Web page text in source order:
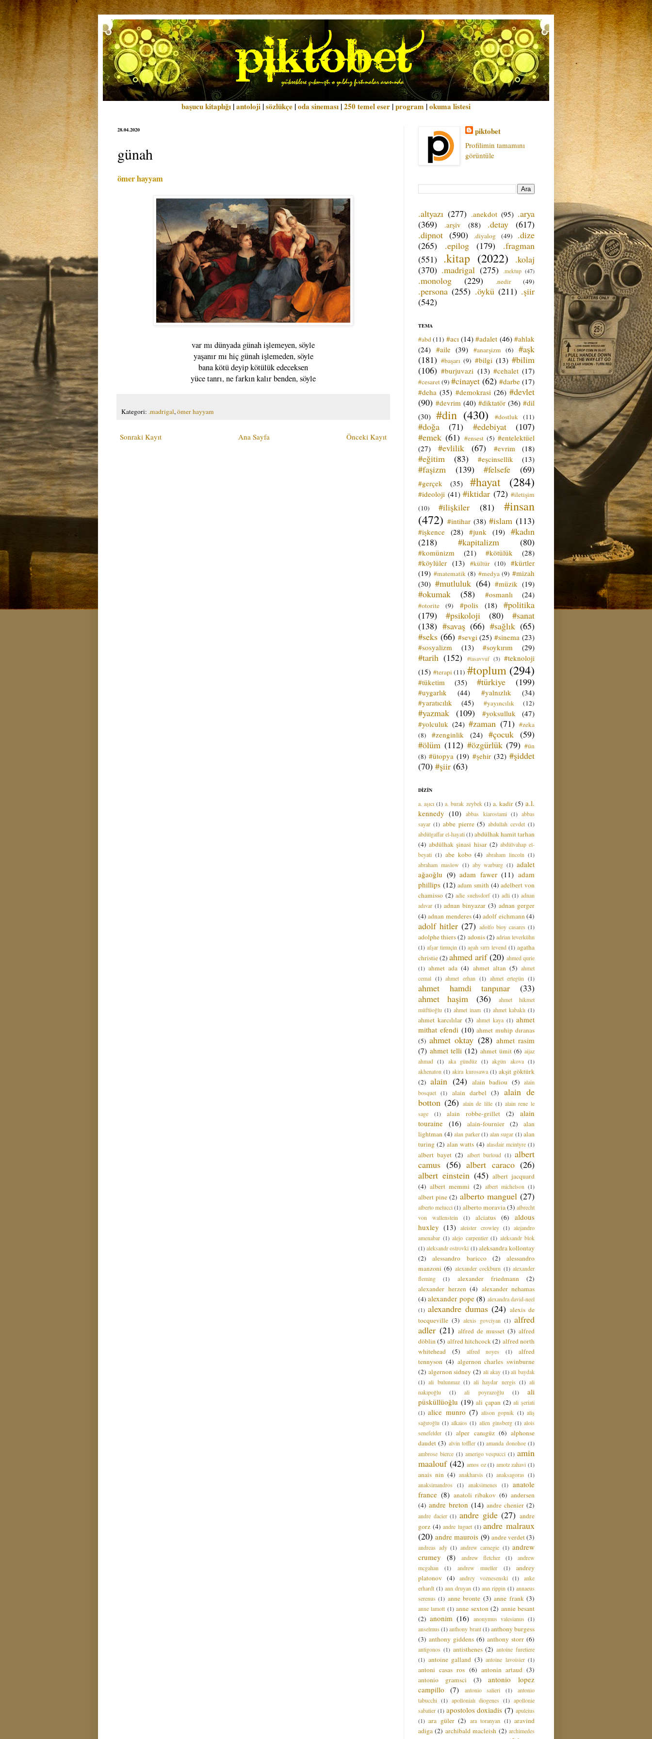
başucu kitaplığı |antoloji |sözlükçe |oda sineması |250 temel eser |program |okuma listesi
28.04.2020
günah
ömer hayyam
var mı dünyada günah işlemeyen, söyle
yaşanır mı hiç günah işlemeden, söyle
bana kötü deyip kötülük edeceksen
yüce tanrı, ne farkın kalır benden, söyle
Kategori: .madrigal,ömer hayyam
Sonraki Kayıt Önceki Kayıt
Ana Sayfa
piktobet
Profilimin tamamını
görüntüle
.altyazı (277) .anekdot (95) .arya
(369)
.arşiv (88) .detay
(617)
.dipnot (590) .diyalog (49)
.dize
(265)
.epilog (179)
.fragman
(551) .kitap (2022)
.kolaj
(370) .madrigal (275) .mektup (47)
.monolog (229) .nedir (49)
.persona (255) .öykü (211) .şiir
(542)
TEMA
#abd (11) #acı (14) #adalet (46) #ahlak
(24) #aile (39) #anarşizm (6)
#aşk
(181) #başarı (9) #bilgi (13) #bilim
(106) #burjuvazi (13) #cehalet (17)
#cesaret(9) #cinayet (62) #darbe (17)
#deha (35) #demokrasi (26) #devlet
(90) #devrim (40) #diktatör (36) #dil
(30) #din (430) #dostluk (11)
#doğa (71) #edebiyat
(107)
#emek (61) #ensest (5) #entelektüel
(27)
#evlilik (67) #evrim (18)
#eğitim (83) #eşcinsellik (13)
#faşizm (139) #felsefe (69)
#gerçek (35) #hayat (284)
#ideoloji (41) #iktidar (72) #iletişim
(10)
#ilişkiler (81)
#insan
(472) #intihar (38) #islam (113)
#işkence (28) #junk (19) #kadın
(218)
#kapitalizm (80)
#komünizm (21) #kötülük
(28)
#köylüler (13) #kültür (10)
#kürtler
(19) #matematik (8) #medya (9) #mizah
(30) #mutluluk (64) #müzik (19)
#okumak (58) #osmanlı (24)
#otorite (9) #polis (18)
#politika
(179)
#psikoloji (80)
#sanat
(138) #savaş (66) #sağlık (65)
#seks (66) #sevgi (25) #sinema (23)
#sosyalizm
(13) #soykırım (29)
#tarih (152) #tasavvuf (3) #teknoloji
(15) #terapi (11) #toplum (294)
#tüketim (35) #türkiye (199)
#uygarlık (44) #yalnızlık
(34)
#yaratıcılık
(45) #yayıncılık (12)
#yazmak (109) #yoksulluk
(47)
#yolculuk (24) #zaman (71) #zeka
(8)
#zenginlik (24) #çocuk (59)
#ölüm (112) #özgürlük (79) #ün
(8) #ütopya (19) #şehir (32) #şiddet
(70) #şiir (63)
DİZİN
a. aşıcı (1) a. burak zeybek (1) a. kadir (5) a.l.
kennedy (10) abbas kiarostami (1) abbas
sayar (1) abbe pierre (5) abdullah cevdet (1)
abdülgaffar el-hayati(1)abdülhak hamit tarhan
(4) abdülhak şinasi hisar (2) abdülvahap el-
beyati (1) abe kobo (4) abraham lincoln (1)
abraham maslow (1) aby warburg (1) adalet
ağaoğlu (9) adam fawer (11) adam
phillips (12) adam smith (4) adelbert von
chamisso (2) adie suehsdorf (1) adli (1) adnan
adıvar (1) adnan binyazar (3) adnan gerger
(4) adnan menderes(4) adolf eichmann (4)
adolf hitler (27) adolfo bioy casares (1)
adolphe thiers(2) adonis(2) adrian leverkühn
(1) afşar timuçin (1) agah sırrı levend (1) agatha
christie(2) ahmed arif (20) ahmed qurie
(1) ahmet ada (4) ahmet altan (5) ahmet
cemal (1) ahmet erhan (1) ahmet ertegün (1)
ahmet hamdi tanpınar
(33)
ahmet haşim
(36)
ahmet hikmet
müftüoğlu (1) ahmet inam (1) ahmet kabaklı (1)
ahmet karcılılar (3) ahmet kaya (1) ahmet
mithat efendi (10) ahmet muhip dıranas
(5) ahmet oktay (28) ahmet rasim
(7) ahmet telli (12) ahmet ümit (6) aijaz
ahmad (1) aka gündüz (1) akgün akova (1)
akhenaton (1) akira kurosawa (1) akşit göktürk
(2) alain (24) alain badiou (5) alain
bosquet (1) alain darbel (3)
alain de
botton (26) alain de lille (1) alain rene le
sage
(1) alain robbe-grillet (2)
alain
touraine (16) alain-fournier (2)
alan
lightman (4) alan parker (1) alan sugar (1) alan
turing (2) alan watts (4) alasdair mcintyre (1)
albert bayet (2) albert burloud (1) albert
camus (56) albert caraco (26)
albert einstein (45) albert jacquard
(4) albert memmi (2) albert michelson (1)
albert pine (2) alberto manguel (27)
alberto melucci (1) alberto moravia (3) albrecht
von wallenstein
(1) alciatus (6)
aldous
huxley (13) aleister crowley (1) alejandro
amenabar (1) alejo carpentier (1) aleksandr blok
(1) aleksandr ostrovki (1) aleksandra kollontay
(2)
alessandro baricco (2)
alessandro
manzoni (6) alexander cockburn (1) alexander
fleming
(1) alexander friedmann
(2)
alexander herzen (4) alexander nehamas
(4) alexander pope (8) alexandra david-neel
(1) alexandre dumas (24) alexis de
tocqueville (3) alexis govciyan (1) alfred
adler (21) alfred de musset (3) alfred
döblin (5) alfred hitchcock(2) alfred north
whitehead
(5) alfred noyes (1)
alfred
tennyson (4) algernon charles swinburne
(2) algernon sidney (2) ali akay (1) ali baydak
(1) ali bulunmaz (1) ali haydar nergis (1) ali
nakıpoğlu
(1) ali poyrazoğlu (1)
ali
püsküllüoğlu (19) ali çapan (2) ali şeriati
(1) alice munro (7) alison gopnik (1) aliş
sağıroğlu (1) alkaios (1) allen ginsberg (1) alois
senefelder (1) alper canıgüz (6) alphonse
daudet (3) alvin toffler (1) amanda donohoe (1)
ambrose bierce (1) amerigo vespucci (1) amin
maalouf (42) amos oz (1) amotz zahavi (1)
anais nin (4) anakharsis (1) anaksagoras (1)
anaksimandros
(1) anaksimenes (1) anatole
france (8) anatoli ribakov (6) andersen
(4) andre breton (14) andre chenier (2)
andre dacier (1) andre gide (27) andre
gorz (4) andre luguet (1) andre malraux
(20) andre maurois (9) andre verdet(3)
andreas ady (1) andrew carnegie (1) andrew
crumey
(8) andrew fletcher (1)
andrew
mcgahan
(1) andrew mueller (1)
andrey
platonov (4) andrey voznesenski (1)
anke
erhardt (1) ann druyan (1) ann rippin (1) annaeus
serenus (1) anne bronte (3) anne frank (3)
anne lamott (1) anne sexton (2) annie besant
(2) anonim (16) anonymus valesianus (1)
anselmus (1) anthony brant (1) anthony burgess
(3) anthony giddens (6) anthony storr (6)
antigonos (1) antisthenes (2) antoine furetiere
(1) antoine galland (3) antoine lavoisier (1)
antoni casas ros (6) antonin artaud (3)
antonio gramsci
(3)
antonio lopez
campillo
(7) antonio salieri (1)
antonio
tabucchi (1) apollonialı diogenes (1) apollonie
sabatier (1) apostolos doxiadis (7) apuleius
(1) ara güler (2) ara toranyan (1) aravind
adiga (2) archibald macleish (2) archimedes